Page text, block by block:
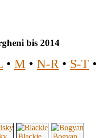
bis 2014
• M • N-R• S-T •
Blackie Bogyan